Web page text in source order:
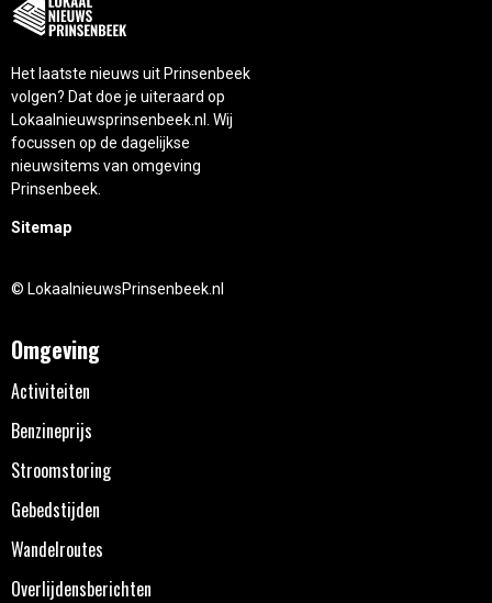
Het laatste nieuws uit Prinsenbeek
volgen? Dat doe je uiteraard op
Lokaalnieuwsprinsenbeek.nl. Wij
focussen op de dagelijkse
nieuwsitems van omgeving
Prinsenbeek.
Sitemap
© LokaalnieuwsPrinsenbeek.nl
Omgeving
Activiteiten
Benzineprijs
Stroomstoring
Gebedstijden
Wandelroutes
Overlijdensberichten